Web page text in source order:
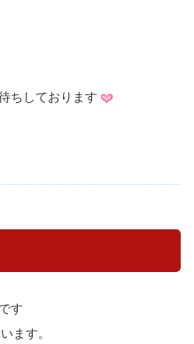
ちしております
です
ます。